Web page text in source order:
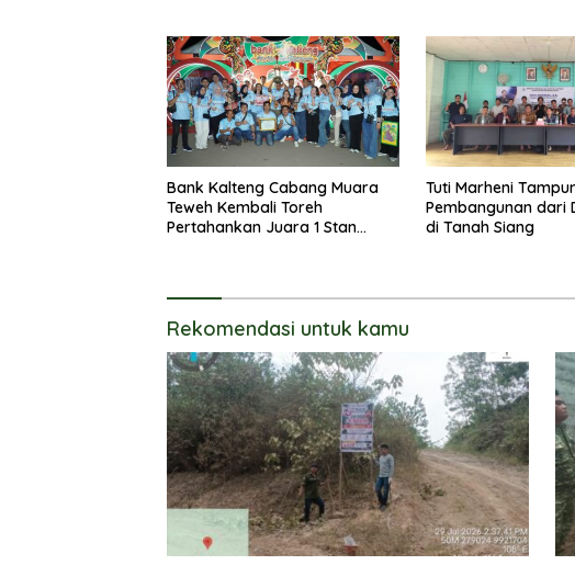
Bank Kalteng Cabang Muara
Teweh Kembali Toreh
Pertahankan Juara 1 Stan
Tuti Marheni
Pembangunan dari
di Tanah Siang
Rekomendasi untuk kamu